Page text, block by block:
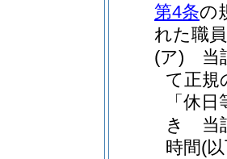
第4条の
れた職
(ア)
当
て正規
「休
き 当
時間(